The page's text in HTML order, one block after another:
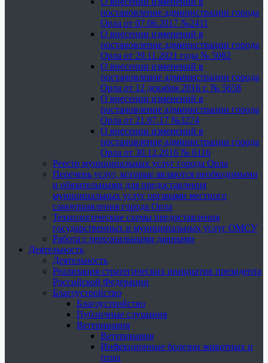
постановление администрации города
Орла от 07.06.2017 №2411
О внесении изменений в
постановление администрации города
Орла от 29.11.2021 года № 5082
О внесении изменений в
постановление администрации города
Орла от 12 декабря 2016 г. № 5658
О внесении изменений в
постановление администрации города
Орла от 21.07.17 №3274
О внесении изменений в
постановление администрации города
Орла от 30.12.2016 № 6116
Реестр муниципальных услуг города Орла
Перечень услуг, которые являются необходимыми
и обязательными для предоставления
муниципальных услуг органами местного
самоуправления города Орла
Технологические схемы предоставления
государственных и муниципальных услуг ОМСУ
Работа с персональными данными
Деятельность
Деятельность
Реализация стратегических инициатив президента
Российской Федерации
Благоустройство
Благоустройство
Публичные слушания
Ветеринария
Ветеринария
Инфекционные болезни животных и
птиц